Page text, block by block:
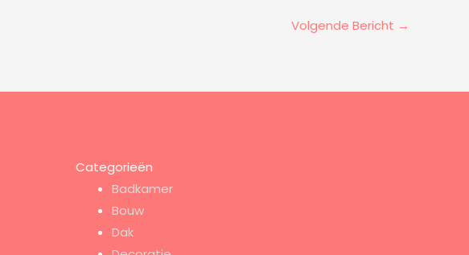
Volgende Bericht →
Categorieën
Badkamer
Bouw
Dak